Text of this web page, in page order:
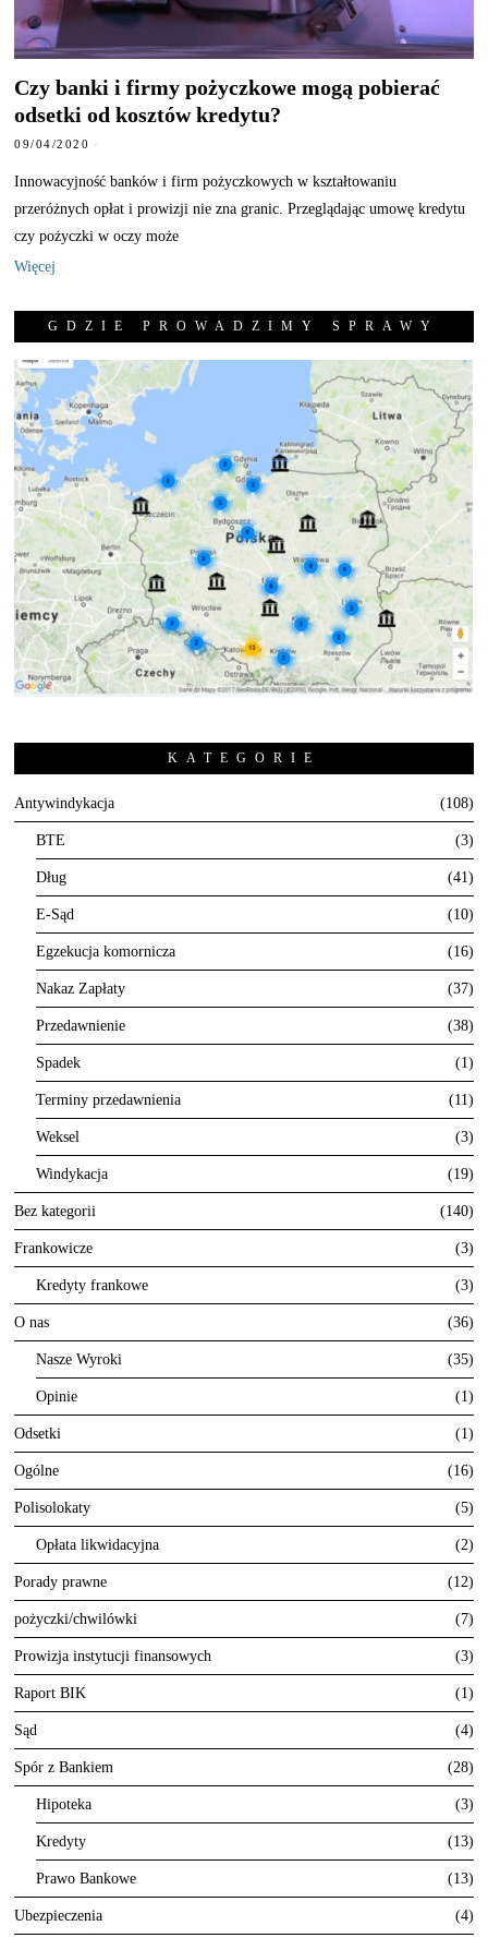
Czy banki i firmy pożyczkowe mogą pobierać
odsetki od kosztów kredytu?
09/04/2020
Innowacyjność banków i firm pożyczkowych w kształtowaniu
przeróżnych opłat i prowizji nie zna granic. Przeglądając umowę kredytu
czy pożyczki w oczy może
Więcej
GDZIE PROWADZIMY SPRAWY
KATEGORIE
Antywindykacja 108
BTE 3
Dług 41
E-Sąd 10
Egzekucja komornicza 16
Nakaz Zapłaty 37
Przedawnienie 38
Spadek 1
Terminy przedawnienia 11
Weksel 3
Windykacja 19
Bez kategorii 140
Frankowicze 3
Kredyty frankowe 3
O nas 36
Nasze Wyroki 35
Opinie 1
Odsetki 1
Ogólne 16
Polisolokaty 5
Opłata likwidacyjna 2
Porady prawne 12
pożyczki/chwilówki 7
Prowizja instytucji finansowych 3
Raport BIK 1
Sąd 4
Spór z Bankiem 28
Hipoteka 3
Kredyty 13
Prawo Bankowe 13
Ubezpieczenia 4